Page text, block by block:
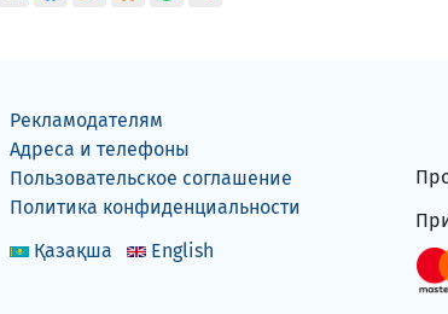
Рекламодателям
Адреса и телефоны
Пользовательское соглашение
Политика конфиденциальности
Қазақша
English